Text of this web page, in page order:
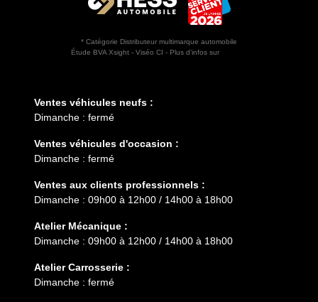
* Catégorie Distributeur multimarque automobile
Étude BVA Xsight - Viséo CI - Plus d’infos sur
Ventes véhicules neufs :
Dimanche : fermé
Ventes véhicules d'occasion :
Dimanche : fermé
Ventes aux clients professionnels :
Dimanche : 09h00 à 12h00 / 14h00 à 18h00
Atelier Mécanique :
Dimanche : 09h00 à 12h00 / 14h00 à 18h00
Atelier Carrosserie :
Dimanche : fermé